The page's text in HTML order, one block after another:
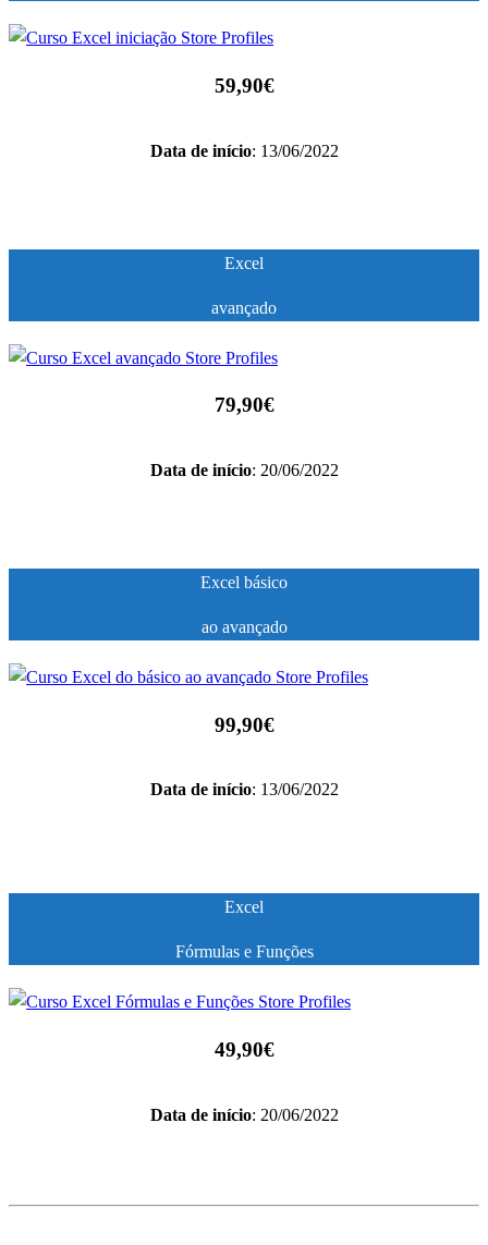
59,90€
Data de início: 13/06/2022
Excel
avançado
79,90€
Data de início: 20/06/2022
Excel básico
ao avançado
99,90€
Data de início: 13/06/2022
Excel
Fórmulas e Funções
49,90€
Data de início: 20/06/2022